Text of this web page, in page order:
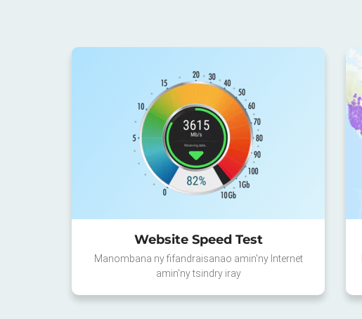
Website Speed Test
Manombana ny fifandraisanao amin'ny Internet
amin'ny tsindry iray